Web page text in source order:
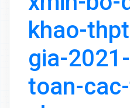
khao-
gia-
toan-